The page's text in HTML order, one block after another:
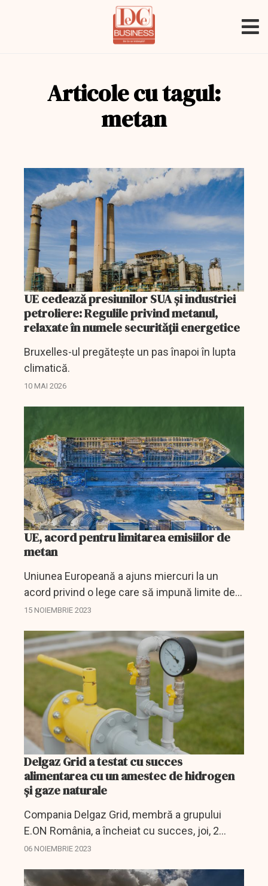
Articole cu tagul:
metan
UE cedează presiunilor SUA și industriei
petroliere: Regulile privind metanul,
relaxate în numele securității energetice
Bruxelles-ul pregătește un pas înapoi în lupta
climatică.
10 MAI 2026
UE, acord pentru limitarea emisiilor de
metan
Uniunea Europeană a ajuns miercuri la un
acord privind o lege care să impună limite de
emisii de metan pentru importurile de petrol și
furnizorii...
15 NOIEMBRIE 2023
Delgaz Grid a testat cu succes
alimentarea cu un amestec de hidrogen
și gaze naturale
Compania Delgaz Grid, membră a grupului
E.ON România, a încheiat cu succes, joi, 2
noiembrie, ultima etapă desfăşurată în teren a
demonstreze...
06 NOIEMBRIE 2023